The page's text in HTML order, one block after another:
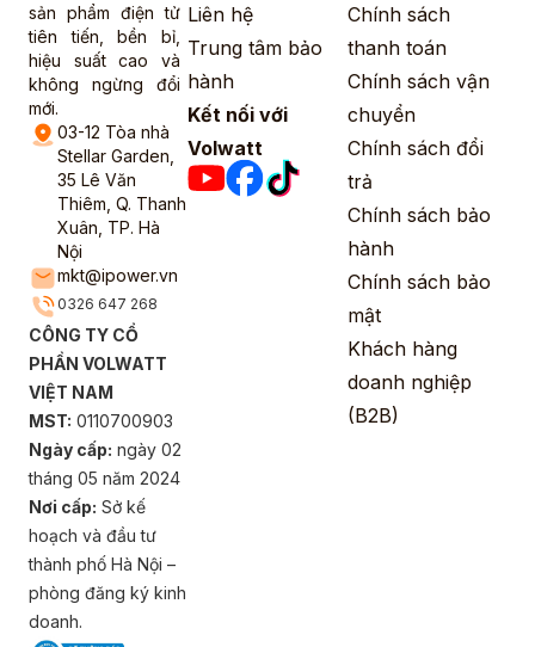
sản phẩm điện tử
tiên tiến, bền bỉ,
hiệu suất cao và
không ngừng đổi
mới.
03-12 Tòa nhà
Stellar Garden,
35 Lê Văn
Thiêm, Q. Thanh
Xuân, TP. Hà
Nội
mkt@ipower.vn
0326 647 268
CÔNG TY CỔ
PHẦN VOLWATT
VIỆT NAM
MST: 0110700903
Ngày cấp: ngày 02
tháng 05 năm 2024
Nơi cấp: Sở kế
hoạch và đầu tư
thành phố Hà Nội –
phòng đăng ký kinh
doanh.
Liên hệ
Trung tâm bảo
hành
Kết nối với
Volwatt
Chính sách
thanh toán
Chính sách vận
chuyển
Chính sách đổi
trả
Chính sách bảo
hành
Chính sách bảo
mật
Khách hàng
doanh nghiệp
(B2B)